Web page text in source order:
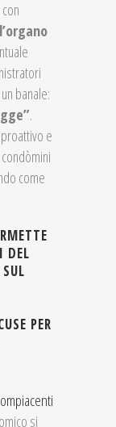
l’organo
banale:
.
e
come
DEL
SUL
PER
si